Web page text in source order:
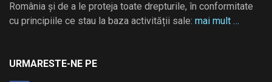
România și de a le proteja toate drepturile, în conformitate
cu principiile ce stau la baza activității sale: mai mult …
URMARESTE-NE PE